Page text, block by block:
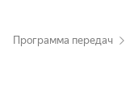
Программа передач